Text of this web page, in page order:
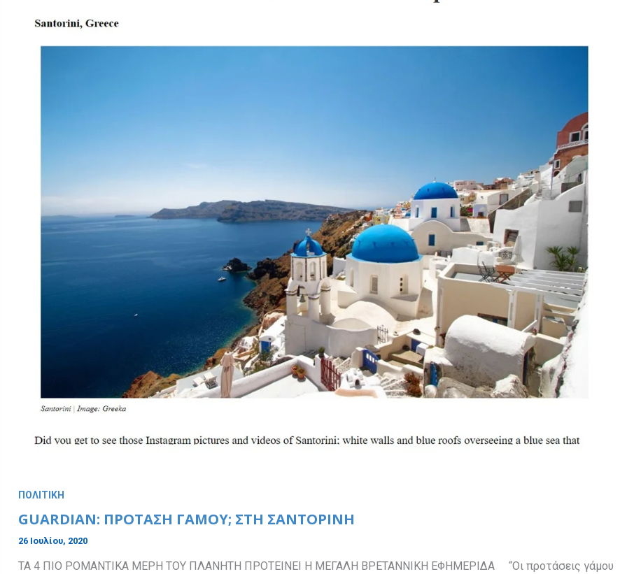
ΠΟΛΙΤΙΚΗ
GUARDIAN: ΠΡΟΤΑΣΗ ΓΑΜΟΥ; ΣΤΗ ΣΑΝΤΟΡΙΝΗ
26 Ιουλίου, 2020
ΤΑ 4 ΠΙΟ ΡΟΜΑΝΤΙΚΑ ΜΕΡΗ ΤΟΥ ΠΛΑΝΗΤΗ ΠΡΟΤΕΙΝΕΙ Η ΜΕΓΑΛΗ ΒΡΕΤΑΝΝΙΚΗ ΕΦΗΜΕΡΙΔΑ “Οι προτάσεις γάμου